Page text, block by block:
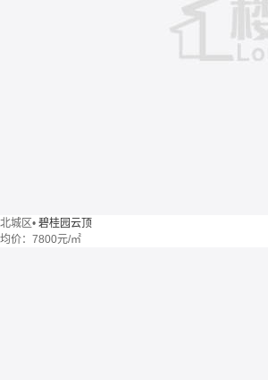
北城区• 碧桂园云顶
均价： 7800元/㎡